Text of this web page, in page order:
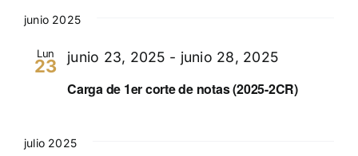
junio 2025
Lun
23
Carga de 1er corte de notas (2025-2CR)
junio 23, 2025 - junio 28, 2025
julio 2025